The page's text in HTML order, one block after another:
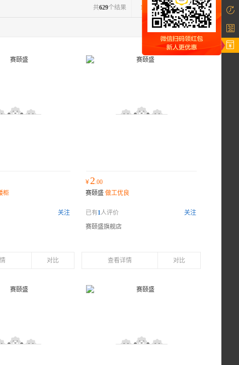
1
共629个结果
柜
关注
对比
¥ 2.00
赛颐盛 做工优良
已有1人评价
关注
赛颐盛旗舰店
查看详情 对比